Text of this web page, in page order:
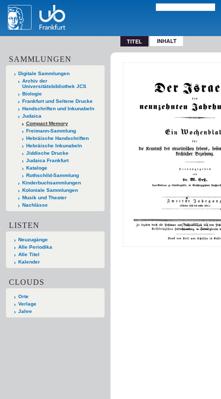
TITEL INHALT
SAMMLUNGEN
Digitale Sammlungen
Archiv der
Universitätsbibliothek JCS
Biologie
Frankfurt und Seltene Drucke
Handschriften und Inkunabeln
Judaica
Compact Memory
Freimann-Sammlung
Hebräische Handschriften
Hebräische Inkunabeln
Jiddische Drucke
Judaica Frankfurt
Kataloge
Rothschild-Sammlung
Kinderbuchsammlungen
Koloniale Sammlungen
Musik und Theater
Nachlässe
LISTEN
Neuzugänge
Alle Periodika
Alle Titel
Kalender
CLOUDS
Orte
Verlage
Jahre